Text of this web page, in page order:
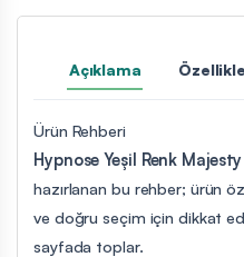
Açıklama
Ürün Rehberi
Hypnose Yeşil Renk
hazırlanan bu rehber; ürün
ve doğru seçim için dikkat
sayfada toplar.